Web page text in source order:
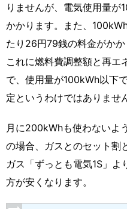
りませんが、電気使用量
かかります。また、
たり26円79銭の料金がか
これに燃料費調整額と再エ
で、使用量が100kWh以下
定というわけではありませ
月に200kWhも使わないよ
の場合、ガスとのセット割
ガス「ずっとも電気1S」
方が安くなります。